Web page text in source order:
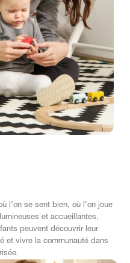
l’on se sent bien, où l’on joue
et accueillantes,
peuvent découvrir leur
et vivre la communauté dans